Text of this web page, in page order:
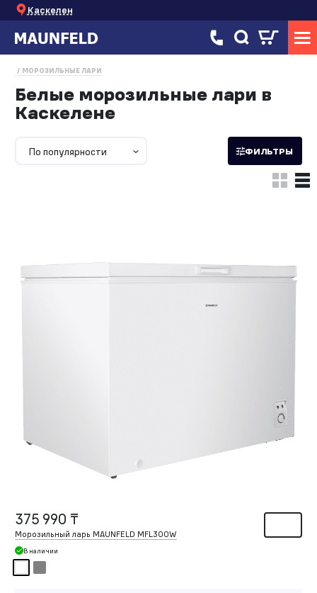
Каскелен
МОРОЗИЛЬНЫЕ ЛАРИ
Белые морозильные лари в
Каскелене
По популярности ФИЛЬТРЫ
375 990 ₸
Морозильный ларь MAUNFELD MFL300W
В наличии